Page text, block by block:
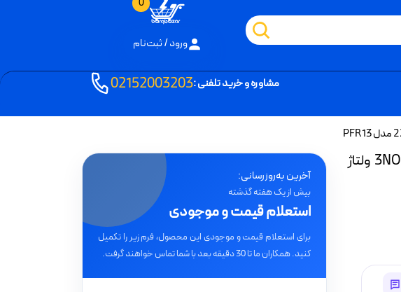
0
ورود / ثبت‌نام
مشاوره و خرید تلفنی :02152003203
رله شیشه ای پارس فانال 11 پایه 3NO3NC ولتاژ
★★★★★
آخرین به‌روزرسانی:
بیش از یک هفته گذشته
استعلام قیمت و موجودی
برای استعلام قیمت و موجودی این محصول، فرم زیر را تکمیل
کنید. همکاران ما تا 30 دقیقه بعد با شما تماس خواهند گرفت.